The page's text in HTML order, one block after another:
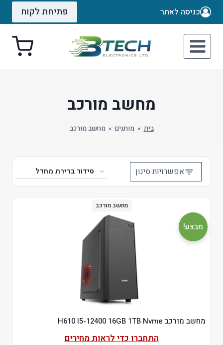
Skip
כניסה לאתר פתיחת לקוח
מחשב מורכב
בית » מותגים » מחשב מורכב
אפשרויות סינון
מחשב מורכב
מבצע!
מחשב מורכב H610 I5-12400 16GB 1TB Nvme
התחברו כדי לראות מחירים